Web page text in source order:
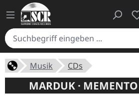
Musik CDs
MARDUK ·